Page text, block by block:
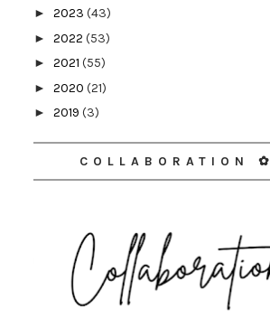
► 2023 (43)
► 2022 (53)
► 2021 (55)
► 2020 (21)
► 2019 (3)
COLLABORATION ✿